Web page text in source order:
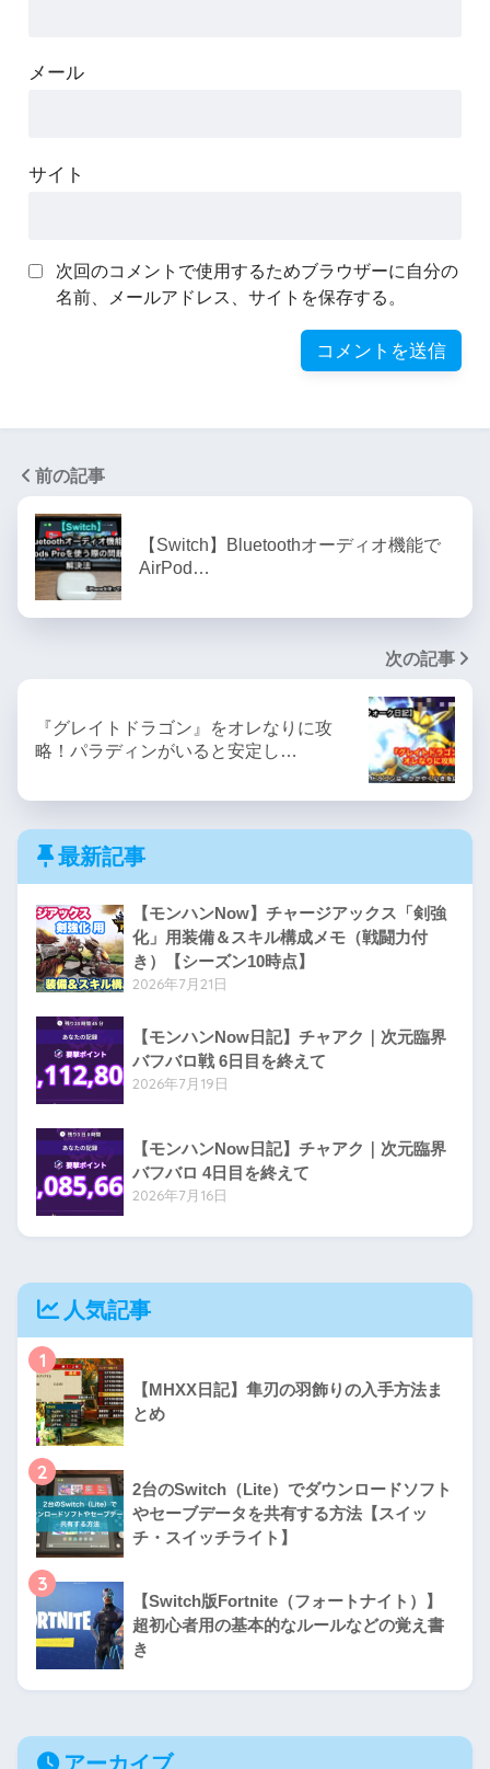
メール
サイト
次回のコメントで使用するためブラウザーに自分の
名前、メールアドレス、サイトを保存する。
前の記事
【Switch】Bluetoothオーディオ機能で
AirPod…
次の記事
『グレイトドラゴン』をオレなりに攻
略！パラディンがいると安定し…
最新記事
【モンハンNow】チャージアックス「剣強
化」用装備＆スキル構成メモ（戦闘力付
き）【シーズン10時点】
2026年7月21日
【モンハンNow日記】チャアク｜次元臨界
バフバロ戦 6日目を終えて
2026年7月19日
【モンハンNow日記】チャアク｜次元臨界
バフバロ 4日目を終えて
2026年7月16日
人気記事
1
【MHXX日記】隼刃の羽飾りの入手方法ま
とめ
2
2台のSwitch（Lite）でダウンロードソフト
やセーブデータを共有する方法【スイッ
チ・スイッチライト】
3
【Switch版Fortnite（フォートナイト）】
超初心者用の基本的なルールなどの覚え書
き
アーカイブ